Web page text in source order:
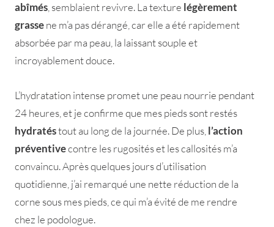
abîmés , semblaient revivre. La texture légèrement
grassene m’a pas dérangé, car elle a été rapidement
absorbée par ma peau, la laissant souple et
incroyablement douce.
L’hydratation intense promet une peau nourrie pendant
24 heures, et je confirme que mes pieds sont restés
hydratéstout au long de la journée. De plus, l’action
préventivecontre les rugosités et les callosités m’a
convaincu. Après quelques jours d’utilisation
quotidienne, j’ai remarqué une nette réduction de la
corne sous mes pieds, ce qui m’a évité de me rendre
chez le podologue.